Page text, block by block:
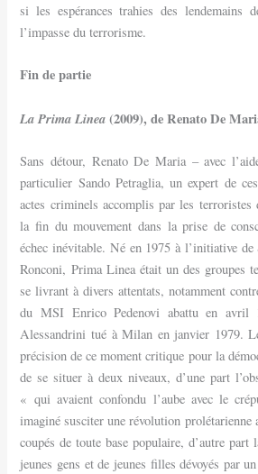
si les espérances trahies des lendemains
l’impasse du terrorisme.
Fin de partie
La Prima Linea(2009), de Renato De
Sans détour, Renato De Maria – avec
particulier Sando Petraglia, un expert de
actes criminels accomplis par les
la fin du mouvement dans la prise de
échec inévitable. Né en 1975 à l’initiative de
Ronconi, Prima Linea était un des groupes
se livrant à divers attentats, notamment
du MSI Enrico Pedenovi abattu en avril
Alessandrini tué à Milan en janvier 1979.
précision de ce moment critique pour la
de se situer à deux niveaux, d’une part
« qui avaient confondu l’aube avec le
imaginé susciter une révolution prolétarienne
coupés de toute base populaire, d’autre part
jeunes gens et de jeunes filles dévoyés par